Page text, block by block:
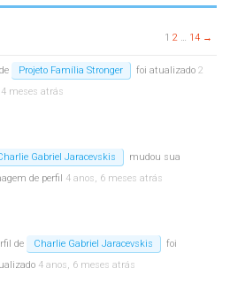
1 2 … 14 →
Projeto Família Stronger foi atualizado 2
meses atrás
Gabriel Jaracevskis
mudou sua
de perfil 4 anos, 6 meses atrás
de Charlie Gabriel Jaracevskis
foi
4 anos, 6 meses atrás